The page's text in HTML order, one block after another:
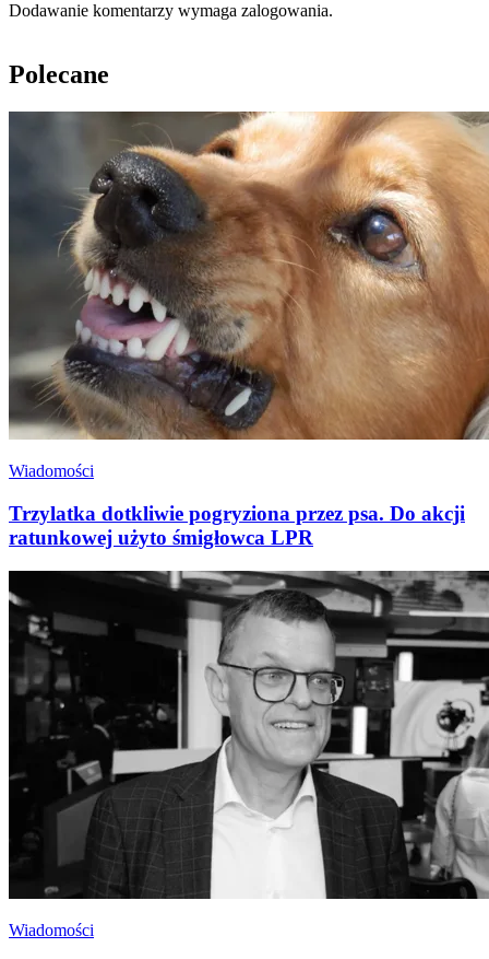
Dodawanie komentarzy wymaga zalogowania.
Polecane
Wiadomości
Trzylatka dotkliwie pogryziona przez psa. Do akcji
ratunkowej użyto śmigłowca LPR
Wiadomości